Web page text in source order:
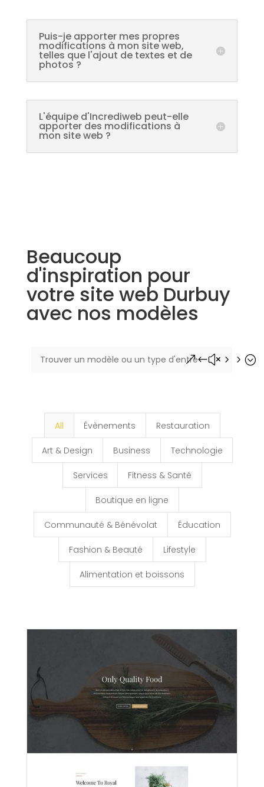
Puis-je apporter mes propres
modifications à mon site web,
telles que l'ajout de textes et de
photos ?
L'équipe d'Incrediweb peut-elle
apporter des modifications à
mon site web ?
Beaucoup
d'inspiration pour
votre site web Durbuy
avec nos modèles
&#x55;
All Évènements Restauration
Art & Design Business Technologie
Services Fitness & Santé
Boutique en ligne
Communauté & Bénévolat Éducation
Fashion & Beauté Lifestyle
Alimentation et boissons